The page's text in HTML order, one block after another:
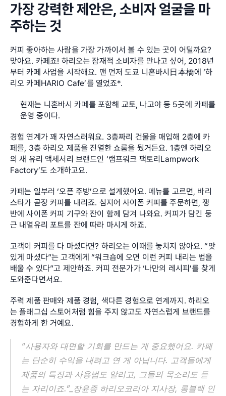
가장 강력한 제안은, 소비자 얼굴을 마
주하는 것
커피 좋아하는 사람을 가장 가까이서 볼 수 있는 곳이 어딜까요?
맞아요. 카페죠! 하리오는 잠재적 소비자를 만나고 싶어, 2018년
부터 카페 사업을 시작해요. 맨 먼저 도쿄 니혼바시日本橋에 ‘하
리오 카페HARIO Cafe’를 열었죠*.
현재는 니혼바시 카페를 포함해 교토, 나고야 등 5곳에 카페를
운영 중이다.
경험 연계가 꽤 자연스러워요. 3층짜리 건물을 매입해 2층에 카
페를, 3층 하리오 제품을 진열한 쇼룸을 뒀거든요. 1층엔 하리오
의 새 유리 액세서리 브랜드인 ‘램프워크 팩토리Lampwork
Factory’도 소개하고요.
카페는 일부러 ‘오픈 주방’으로 설계했어요. 메뉴를 고르면, 바리
스타가 곧장 커피를 내리죠. 심지어 사이폰 커피를 주문하면, 쟁
반에 사이폰 커피 기구와 잔이 함께 담겨 나와요. 커피가 담긴 둥
근 내열유리 포트를 잔에 따라 마시게 하죠.
고객이 커피를 다 마셨다면? 하리오는 이때를 놓치지 않아요. “맛
있게 마셨다”는 고객에게 “워크숍에 오면 이런 커피 내리는 법을
배울 수 있다”고 제안하죠. 커피 전문가가 ‘나만의 레시피’를 찾게
도와준다면서요.
주력 제품 판매와 제품 경험, 색다른 경험으로 연계까지. 하리오
는 플래그십 스토어처럼 힘을 주지 않고도 자연스럽게 브랜드를
경험하게 한 거예요.
“사용자와 대면할 기회를 만드는 게 중요했어요. 카페
는 단순히 수익을 내려고 연 게 아닙니다. 고객들에게
제품의 특징과 사용법도 알리고, 그들의 목소리도 듣
는 자리이죠.”_장윤종 하리오코리아 지사장, 롱블랙 인